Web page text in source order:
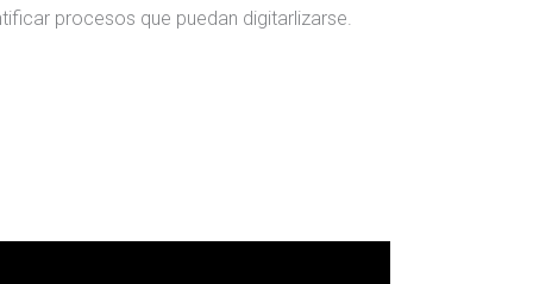
procesos que puedan digitarlizarse.